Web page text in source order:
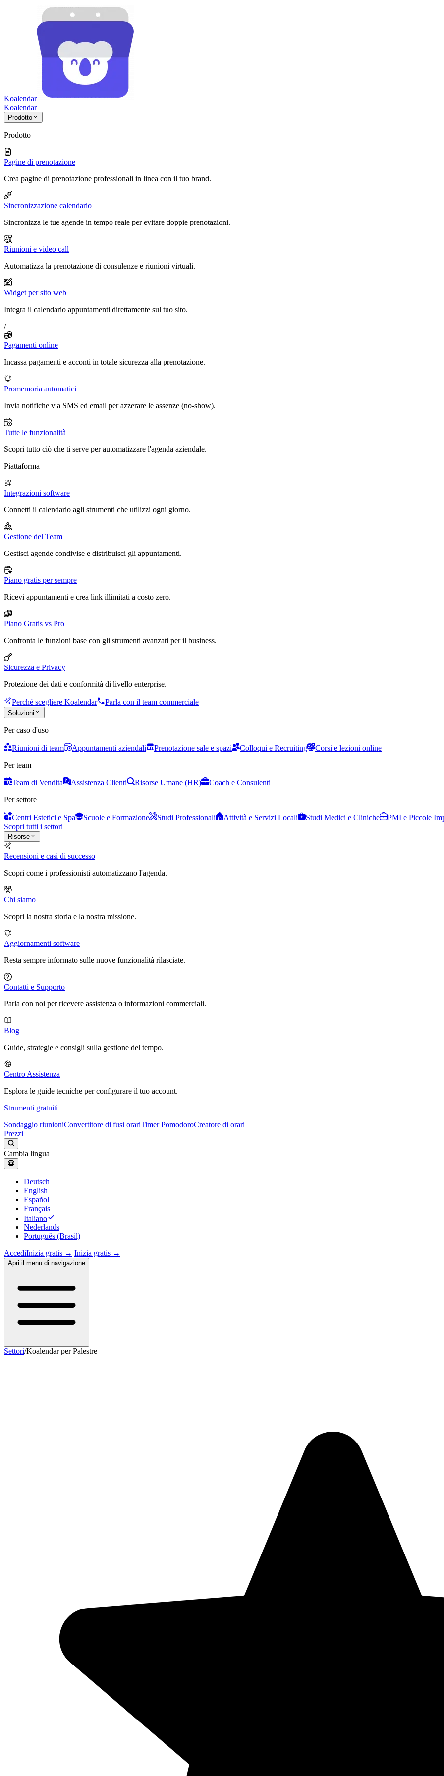
Koalendar
Koalendar
Prodotto
Prodotto
Pagine di prenotazione
Crea pagine di prenotazione professionali in linea con il tuo brand.
Sincronizzazione calendario
Sincronizza le tue agende in tempo reale per evitare doppie prenotazioni.
Riunioni e video call
Automatizza la prenotazione di consulenze e riunioni virtuali.
Widget per sito web
Integra il calendario appuntamenti direttamente sul tuo sito.
/
Pagamenti online
Incassa pagamenti e acconti in totale sicurezza alla prenotazione.
Promemoria automatici
Invia notifiche via SMS ed email per azzerare le assenze (no-show).
Tutte le funzionalità
Scopri tutto ciò che ti serve per automatizzare l'agenda aziendale.
Piattaforma
Integrazioni software
Connetti il calendario agli strumenti che utilizzi ogni giorno.
Gestione del Team
Gestisci agende condivise e distribuisci gli appuntamenti.
Piano gratis per sempre
Ricevi appuntamenti e crea link illimitati a costo zero.
Piano Gratis vs Pro
Confronta le funzioni base con gli strumenti avanzati per il business.
Sicurezza e Privacy
Protezione dei dati e conformità di livello enterprise.
Perché scegliere Koalendar Parla con il team commerciale
Soluzioni
Per caso d'uso
Riunioni di team Appuntamenti aziendali Prenotazione sale e spazi Colloqui e Recruiting
Corsi e lezioni online
Per team
Team di Vendita Assistenza Clienti Risorse Umane (HR)
Coach e Consulenti
Per settore
Centri Estetici e Spa Scuole e Formazione Studi Professionali Attività e Servizi Locali Studi Medici e Cliniche
PMI e Piccole
Scopri tutti i settori
Risorse
Recensioni e casi di successo
Scopri come i professionisti automatizzano l'agenda.
Chi siamo
Scopri la nostra storia e la nostra missione.
Aggiornamenti software
Resta sempre informato sulle nuove funzionalità rilasciate.
Contatti e Supporto
Parla con noi per ricevere assistenza o informazioni commerciali.
Blog
Guide, strategie e consigli sulla gestione del tempo.
Centro Assistenza
Esplora le guide tecniche per configurare il tuo account.
Strumenti gratuiti
Sondaggio riunioniConvertitore di fusi orariTimer PomodoroCreatore di orari
Prezzi
Cambia lingua
Deutsch
English
Español
Français
Italiano
Nederlands
Português (Brasil)
AccediInizia gratis → Inizia gratis →
Apri il menu di navigazione
Settori/Koalendar per Palestre